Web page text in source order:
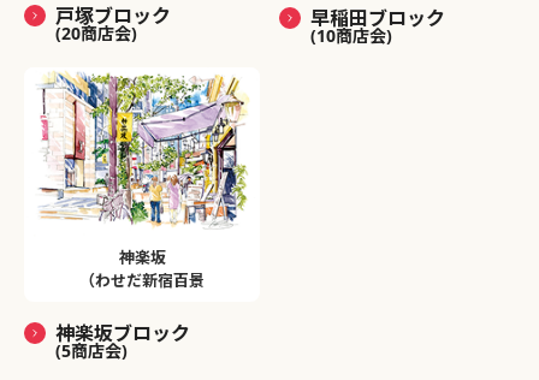
戸塚ブロック
(20商店会)
早稲田ブロック
(10商店会)
神楽坂
（わせだ新宿百景
神楽坂ブロック
(5商店会)